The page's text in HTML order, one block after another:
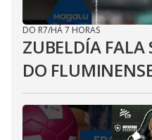
DO R7/HÁ 7 HORAS
ZUBELDÍA FALA
DO